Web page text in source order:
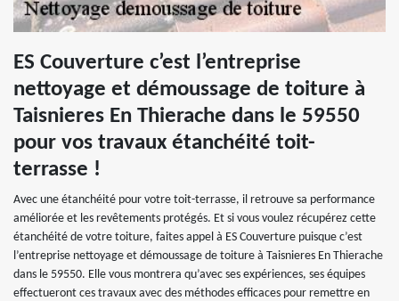
ES Couverture c’est l’entreprise
nettoyage et démoussage de toiture à
Taisnieres En Thierache dans le 59550
pour vos travaux étanchéité toit-
terrasse !
Avec une étanchéité pour votre toit-terrasse, il retrouve sa performance
améliorée et les revêtements protégés. Et si vous voulez récupérez cette
étanchéité de votre toiture, faites appel à ES Couverture puisque c’est
l’entreprise nettoyage et démoussage de toiture à Taisnieres En Thierache
dans le 59550. Elle vous montrera qu’avec ses expériences, ses équipes
effectueront ces travaux avec des méthodes efficaces pour remettre en